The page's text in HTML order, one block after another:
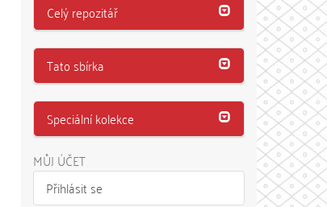
Celý repozitář
Tato sbírka
Speciální kolekce
MŮJ ÚČET
Přihlásit se